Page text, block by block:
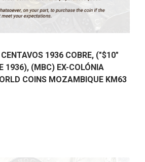
1936 COBRE, ("$10"
1936), (MBC) EX-COLÓNIA
COINS MOZAMBIQUE KM63